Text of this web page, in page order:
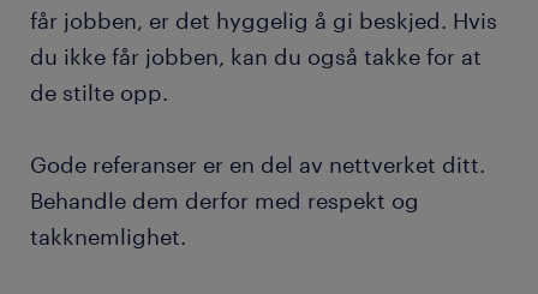
får jobben, er det hyggelig å gi beskjed. Hvis
du ikke får jobben, kan du også takke for at
de stilte opp.
Gode referanser er en del av nettverket ditt.
Behandle dem derfor med respekt og
takknemlighet.